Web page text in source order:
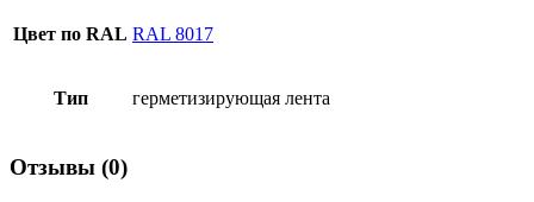
Цвет по RAL RAL 8017
Тип герметизирующая лента
Отзывы (0)